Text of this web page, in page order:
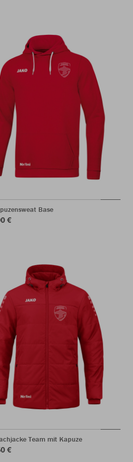
Base
€
Team mit Kapuze
€